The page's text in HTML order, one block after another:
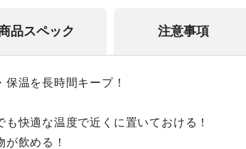
品スペック 注意事項
温を長時間キープ！
快適な温度で近くに置いておける！
飲める！